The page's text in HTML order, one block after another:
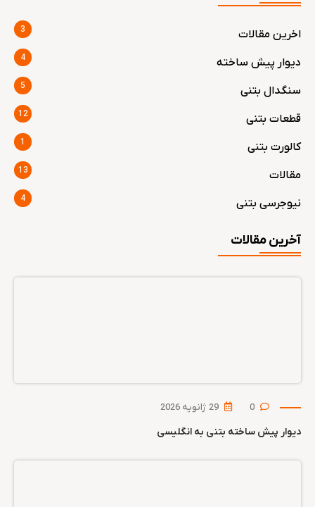
اخرین مقالات 3
دیوار پیش ساخته 4
سنگدال بتنی 5
قطعات بتنی 12
کالورت بتنی 1
مقالات 13
نیوجرسی بتنی 4
آخرین مقالات
دیوار پیش ساخته بتنی به انگلیسی